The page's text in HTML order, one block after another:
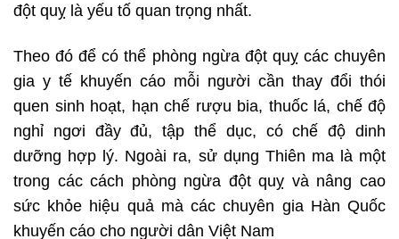
đột quỵ là yếu tố quan trọng nhất.
Theo đó để có thể phòng ngừa đột quỵ các chuyên
gia y tế khuyến cáo mỗi người cần thay đổi thói
quen sinh hoạt, hạn chế rượu bia, thuốc lá, chế độ
nghỉ ngơi đầy đủ, tập thể dục, có chế độ dinh
dưỡng hợp lý. Ngoài ra, sử dụng Thiên ma là một
trong các cách phòng ngừa đột quỵ và nâng cao
sức khỏe hiệu quả mà các chuyên gia Hàn Quốc
khuyến cáo cho người dân Việt Nam